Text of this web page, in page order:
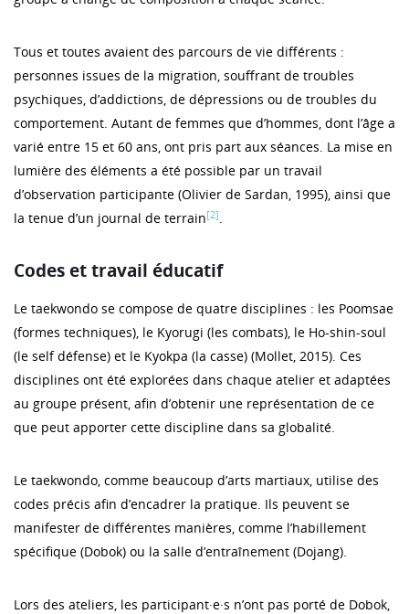
Tous et toutes avaient des parcours de vie différents :
personnes issues de la migration, souffrant de troubles
psychiques, d’addictions, de dépressions ou de troubles du
comportement. Autant de femmes que d’hommes, dont l’âge a
varié entre 15 et 60 ans, ont pris part aux séances. La mise en
lumière des éléments a été possible par un travail
d’observation participante (Olivier de Sardan, 1995), ainsi que
la tenue d’un journal de terrain[2].
Codes et travail éducatif
Le taekwondo se compose de quatre disciplines : les Poomsae
(formes techniques), le Kyorugi (les combats), le Ho-shin-soul
(le self défense) et le Kyokpa (la casse) (Mollet, 2015). Ces
disciplines ont été explorées dans chaque atelier et adaptées
au groupe présent, afin d’obtenir une représentation de ce
que peut apporter cette discipline dans sa globalité.
Le taekwondo, comme beaucoup d’arts martiaux, utilise des
codes précis afin d’encadrer la pratique. Ils peuvent se
manifester de différentes manières, comme l’habillement
spécifique (Dobok) ou la salle d’entraînement (Dojang).
Lors des ateliers, les participant·e·s n’ont pas porté de Dobok,